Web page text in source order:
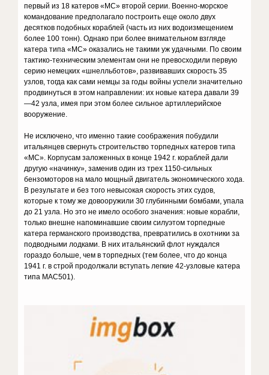
первый из 18 катеров «МС» второй серии. Военно-морское
командование предполагало построить еще около двух
десятков подобных кораблей (часть из них водоизмещением
более 100 тонн). Однако при более внимательном взгляде
катера типа «МС» оказались не такими уж удачными. По своим
тактико-техническим элементам они не превосходили первую
серию немецких «шнелльботов», развивавших скорость 35
узлов, тогда как сами немцы за годы войны успели значительно
продвинуться в этом направлении: их новые катера давали 39
—42 узла, имея при этом более сильное артиллерийское
вооружение.
Не исключено, что именно такие соображения побудили
итальянцев свернуть строительство торпедных катеров типа
«МС». Корпусам заложенных в конце 1942 г. кораблей дали
другую «начинку», заменив один из трех 1150-сильных
бензомоторов на мало мощный двигатель экономического хода.
В результате и без того невысокая скорость этих судов,
которые к тому же довооружили 30 глубинными бомбами, упала
до 21 узла. Но это не имело особого значения: новые корабли,
только внешне напоминавшие своим силуэтом торпедные
катера германского производства, превратились в охотники за
подводными лодками. В них итальянский флот нуждался
гораздо больше, чем в торпедных (тем более, что до конца
1941 г. в строй продолжали вступать легкие 42-узловые катера
типа МАС501).